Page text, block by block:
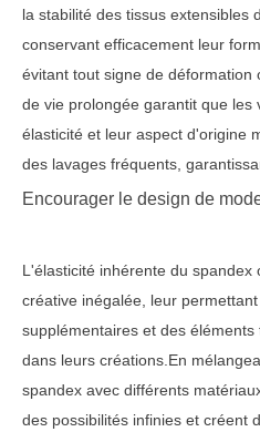
la stabilité des tissus extensibles
conservant efficacement leur
évitant tout signe de
de vie prolongée garantit que les
élasticité et leur aspect d'origine
des lavages fréquents,
Encourager le design de
L'élasticité inhérente du
créative inégalée, leur
supplémentaires et des
dans leurs créations.En
spandex avec différents
des possibilités infinies et créent